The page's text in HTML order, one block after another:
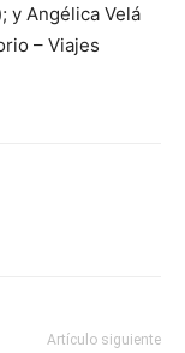
y Angélica Velá
– Viajes
Artículo siguiente